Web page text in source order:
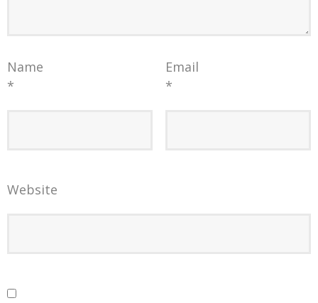
Name
*
Email
*
Website